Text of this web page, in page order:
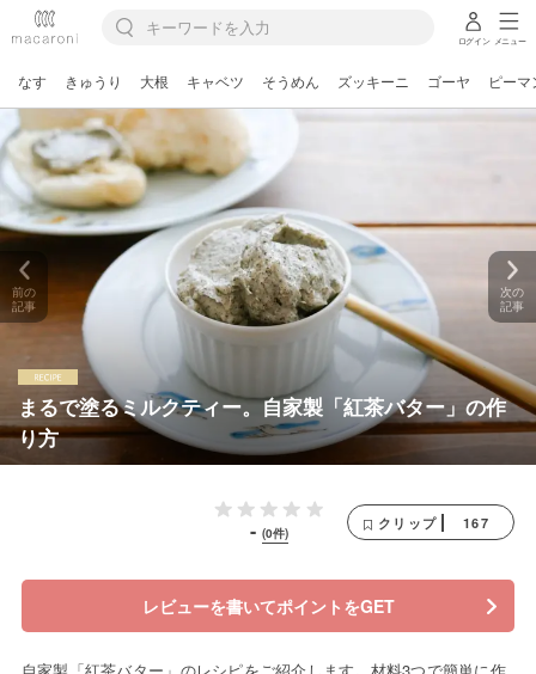
ログイン メニュー
なす きゅうり 大根 キャベツ そうめん ズッキーニ ゴーヤ ピーマ
まるで塗るミルクティー。自家製「紅茶バター」の作
り方
前の
記事
次の
記事
- (0件)
クリップ 167
レビューを書いてポイントをGET